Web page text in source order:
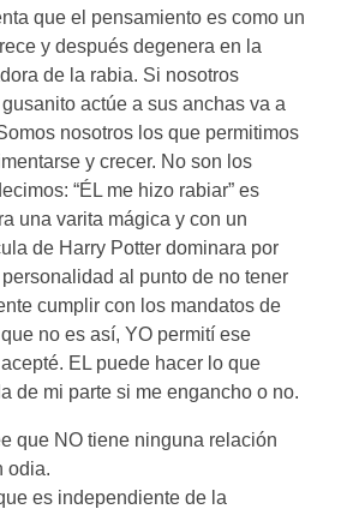
que el pensamiento es como un
y después degenera en la
de la rabia. Si nosotros
actúe a sus anchas va a
nosotros los que permitimos
y crecer. No son los
“ÉL me hizo rabiar” es
una varita mágica y con un
de Harry Potter dominara por
al punto de no tener
cumplir con los mandatos de
que no es así, YO permití ese
EL puede hacer lo que
de mi parte si me engancho o no.
que NO tiene ninguna relación
odia.
es independiente de la